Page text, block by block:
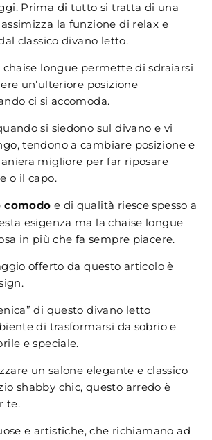
Prima di tutto si tratta di una
la funzione di relax e
classico divano letto.
chaise longue permette di sdraiarsi
un’ulteriore posizione
ci si accomoda.
si siedono sul divano e vi
tendono a cambiare posizione e
migliore per far riposare
o il capo.
comodo e di qualità riesce spesso a
esigenza ma la chaise longue
in più che fa sempre piacere.
offerto da questo articolo è
di questo divano letto
di trasformarsi da sobrio e
e speciale.
un salone elegante e classico
shabby chic, questo arredo è
te.
e artistiche, che richiamano ad